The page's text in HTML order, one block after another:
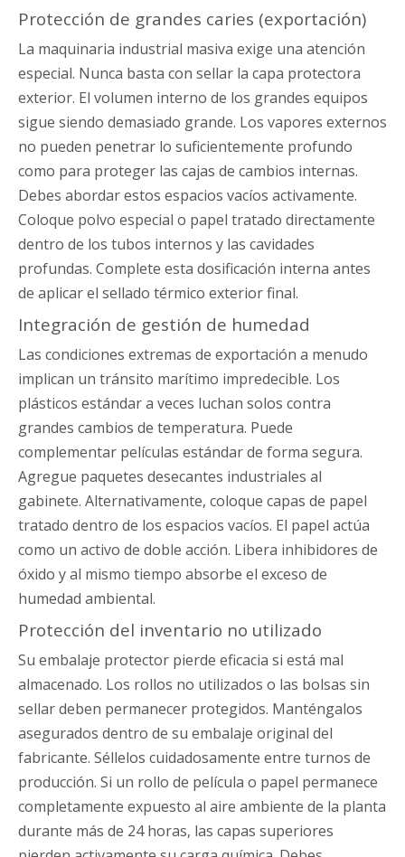
Protección de grandes caries (exportación)
La maquinaria industrial masiva exige una atención
especial. Nunca basta con sellar la capa protectora
exterior. El volumen interno de los grandes equipos
sigue siendo demasiado grande. Los vapores externos
no pueden penetrar lo suficientemente profundo
como para proteger las cajas de cambios internas.
Debes abordar estos espacios vacíos activamente.
Coloque polvo especial o papel tratado directamente
dentro de los tubos internos y las cavidades
profundas. Complete esta dosificación interna antes
de aplicar el sellado térmico exterior final.
Integración de gestión de humedad
Las condiciones extremas de exportación a menudo
implican un tránsito marítimo impredecible. Los
plásticos estándar a veces luchan solos contra
grandes cambios de temperatura. Puede
complementar películas estándar de forma segura.
Agregue paquetes desecantes industriales al
gabinete. Alternativamente, coloque capas de papel
tratado dentro de los espacios vacíos. El papel actúa
como un activo de doble acción. Libera inhibidores de
óxido y al mismo tiempo absorbe el exceso de
humedad ambiental.
Protección del inventario no utilizado
Su embalaje protector pierde eficacia si está mal
almacenado. Los rollos no utilizados o las bolsas sin
sellar deben permanecer protegidos. Manténgalos
asegurados dentro de su embalaje original del
fabricante. Séllelos cuidadosamente entre turnos de
producción. Si un rollo de película o papel permanece
completamente expuesto al aire ambiente de la planta
durante más de 24 horas, las capas superiores